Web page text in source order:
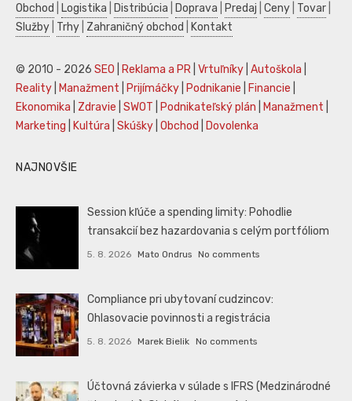
Obchod Logistika Distribúcia Doprava Predaj Ceny Tovar
Služby Trhy Zahraničný obchod Kontakt
© 2010 - 2026 SEO Reklama a PR Vrtuľníky Autoškola
Reality
Manažment Prijímáčky Podnikanie Financie
Ekonomika
Zdravie SWOT Podnikateľský plán Manažment
Marketing
Kultúra Skúšky Obchod Dovolenka
NAJNOVŠIE
Session kľúče a spending limity: Pohodlie
transakcií bez hazardovania s celým portfóliom
5. 8. 2026 Mato Ondrus No comments
Compliance pri ubytovaní cudzincov:
Ohlasovacie povinnosti a registrácia
5. 8. 2026 Marek Bielik No comments
Účtovná závierka v súlade s IFRS (Medzinárodné